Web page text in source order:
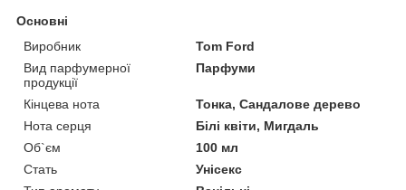
Основні
Виробник
Tom Ford
Вид парфумерної
продукції
Парфуми
Кінцева нота
Тонка, Сандалове дерево
Нота серця
Білі квіти, Мигдаль
Об`єм
100 мл
Стать
Унісекс